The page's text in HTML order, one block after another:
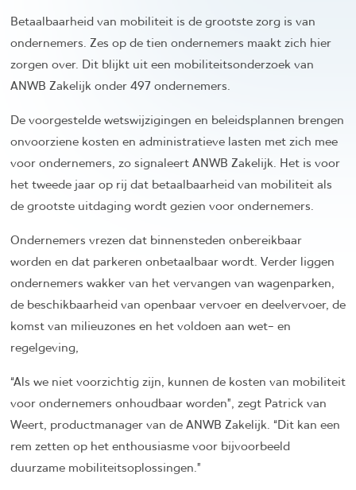
Betaalbaarheid van mobiliteit is de grootste zorg is van
ondernemers. Zes op de tien ondernemers maakt zich hier
zorgen over. Dit blijkt uit een mobiliteitsonderzoek van
ANWB Zakelijk onder 497 ondernemers.
De voorgestelde wetswijzigingen en beleidsplannen brengen
onvoorziene kosten en administratieve lasten met zich mee
voor ondernemers, zo signaleert ANWB Zakelijk. Het is voor
het tweede jaar op rij dat betaalbaarheid van mobiliteit als
de grootste uitdaging wordt gezien voor ondernemers.
Ondernemers vrezen dat binnensteden onbereikbaar
worden en dat parkeren onbetaalbaar wordt. Verder liggen
ondernemers wakker van het vervangen van wagenparken,
de beschikbaarheid van openbaar vervoer en deelvervoer, de
komst van milieuzones en het voldoen aan wet- en
regelgeving,
“Als we niet voorzichtig zijn, kunnen de kosten van mobiliteit
voor ondernemers onhoudbaar worden”, zegt Patrick van
Weert, productmanager van de ANWB Zakelijk. “Dit kan een
rem zetten op het enthousiasme voor bijvoorbeeld
duurzame mobiliteitsoplossingen.”